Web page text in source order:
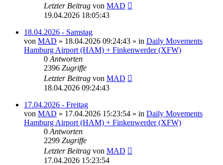
Letzter Beitrag von MAD
19.04.2026 18:05:43
18.04.2026 - Samstag
von MAD » 18.04.2026 09:24:43 » in Daily Movements
Hamburg Airport (HAM) + Finkenwerder (XFW)
0 Antworten
2396 Zugriffe
Letzter Beitrag von MAD
18.04.2026 09:24:43
17.04.2026 - Freitag
von MAD » 17.04.2026 15:23:54 » in Daily Movements
Hamburg Airport (HAM) + Finkenwerder (XFW)
0 Antworten
2299 Zugriffe
Letzter Beitrag von MAD
17.04.2026 15:23:54